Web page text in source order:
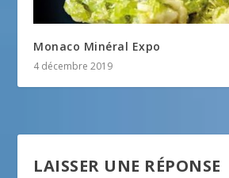
Monaco Minéral Expo
4 décembre 2019
LAISSER UNE RÉPONSE